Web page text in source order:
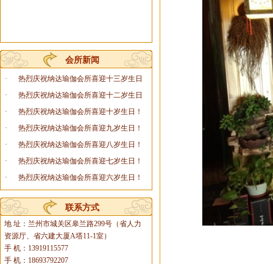
会所新闻
·
热烈庆祝纳达瑜伽会所喜迎十三岁生日
·
热烈庆祝纳达瑜伽会所喜迎十二岁生日
·
热烈庆祝纳达瑜伽会所喜迎十岁生日！
·
热烈庆祝纳达瑜伽会所喜迎九岁生日！
·
热烈庆祝纳达瑜伽会所喜迎八岁生日！
·
热烈庆祝纳达瑜伽会所喜迎七岁生日！
·
热烈庆祝纳达瑜伽会所喜迎六岁生日！
联系方式
地 址：兰州市城关区皋兰路299号（省人力
资源厅、省六建大厦A塔11-1室）
手 机：13919115577
手 机：18693792207